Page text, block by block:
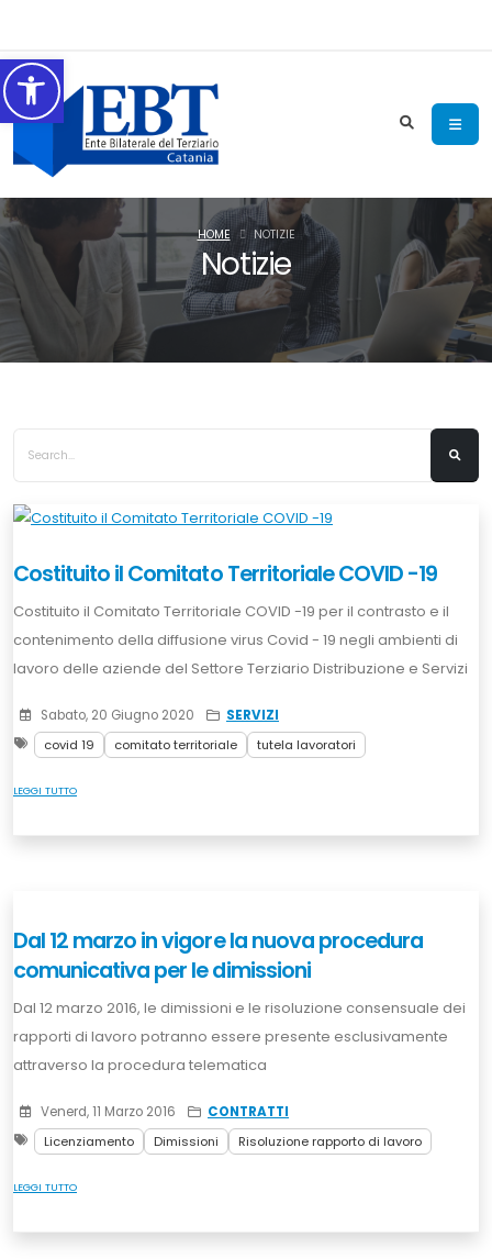
Notizie
HOME NOTIZIE
Costituito il Comitato Territoriale COVID -19
Costituito il Comitato Territoriale COVID -19 per il contrasto e il
contenimento della diffusione virus Covid - 19 negli ambienti di
lavoro delle aziende del Settore Terziario Distribuzione e Servizi
Sabato, 20 Giugno 2020
SERVIZI
covid 19
comitato territoriale tutela lavoratori
LEGGI TUTTO
Dal 12 marzo in vigore la nuova procedura
comunicativa per le dimissioni
Dal 12 marzo 2016, le dimissioni e le risoluzione consensuale dei
rapporti di lavoro potranno essere presente esclusivamente
attraverso la procedura telematica
Venerd, 11 Marzo 2016
CONTRATTI
Licenziamento
Dimissioni Risoluzione rapporto di lavoro
LEGGI TUTTO
Accessibilità